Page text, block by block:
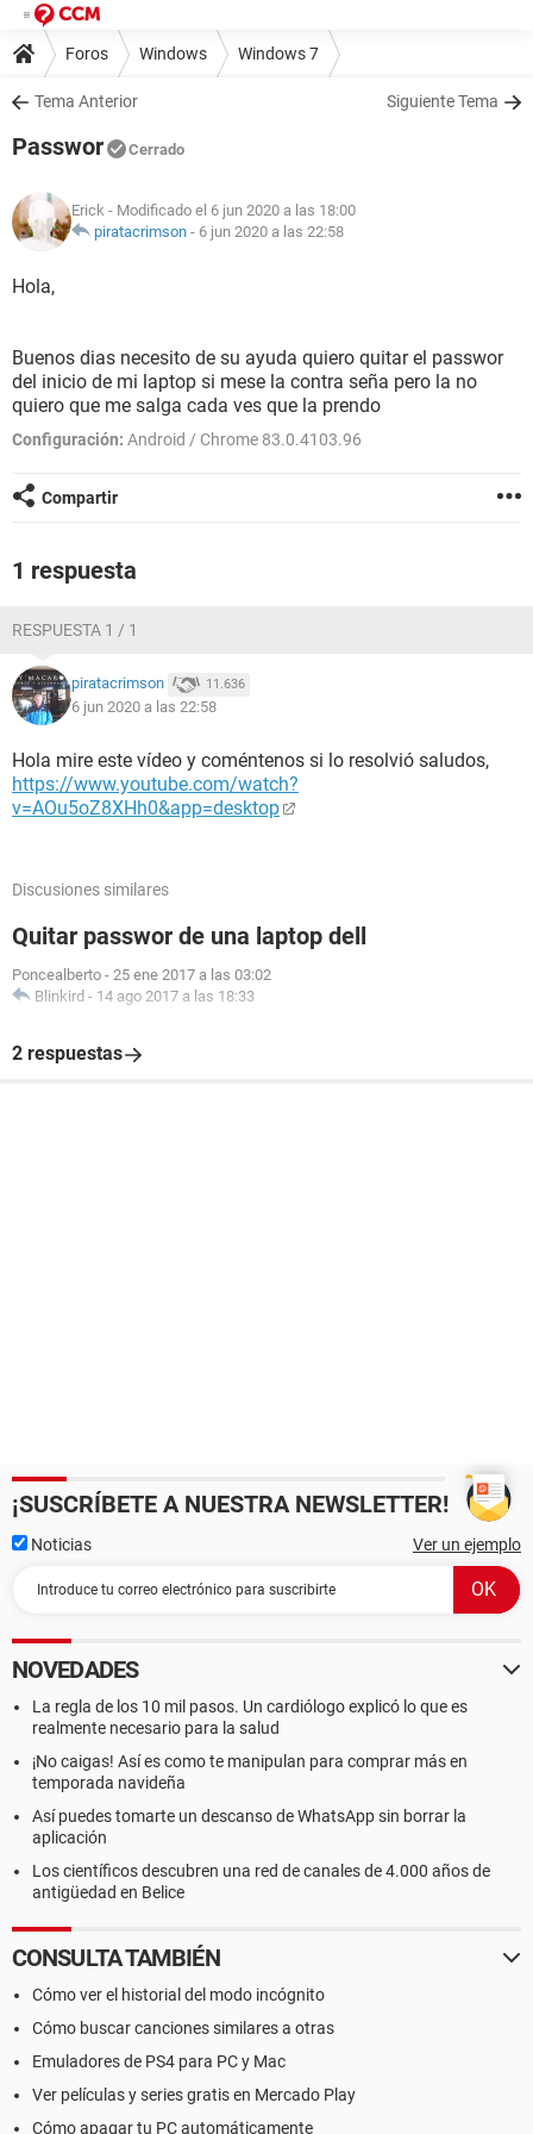
Foros Windows Windows 7
Tema Anterior Siguiente Tema
Passwor Cerrado
Erick - Modificado el 6 jun 2020 a las 18:00
piratacrimson - 6 jun 2020 a las 22:58
Hola,
Buenos dias necesito de su ayuda quiero quitar el passwor
del inicio de mi laptop si mese la contra seña pero la no
quiero que me salga cada ves que la prendo
Configuración: Android / Chrome 83.0.4103.96
Compartir
1 respuesta
RESPUESTA 1 / 1
piratacrimson 11.636
6 jun 2020 a las 22:58
Hola mire este vídeo y coméntenos si lo resolvió saludos,
https://www.youtube.com/watch?
v=AOu5oZ8XHh0&app=desktop
Discusiones similares
Quitar passwor de una laptop dell
Poncealberto - 25 ene 2017 a las 03:02
Blinkird - 14 ago 2017 a las 18:33
2 respuestas
¡SUSCRÍBETE A NUESTRA NEWSLETTER!
Noticias Ver un ejemplo
NOVEDADES
La regla de los 10 mil pasos. Un cardiólogo explicó lo que es
realmente necesario para la salud
¡No caigas! Así es como te manipulan para comprar más en
temporada navideña
Así puedes tomarte un descanso de WhatsApp sin borrar la
aplicación
Los científicos descubren una red de canales de 4.000 años de
antigüedad en Belice
CONSULTA TAMBIÉN
Cómo ver el historial del modo incógnito
Cómo buscar canciones similares a otras
Emuladores de PS4 para PC y Mac
Ver películas y series gratis en Mercado Play
Cómo apagar tu PC automáticamente